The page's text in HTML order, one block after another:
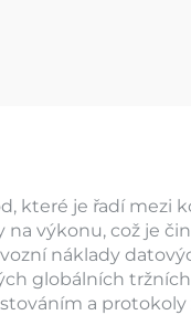
které je řadí mezi
výkonu, což je
náklady
globálních
a